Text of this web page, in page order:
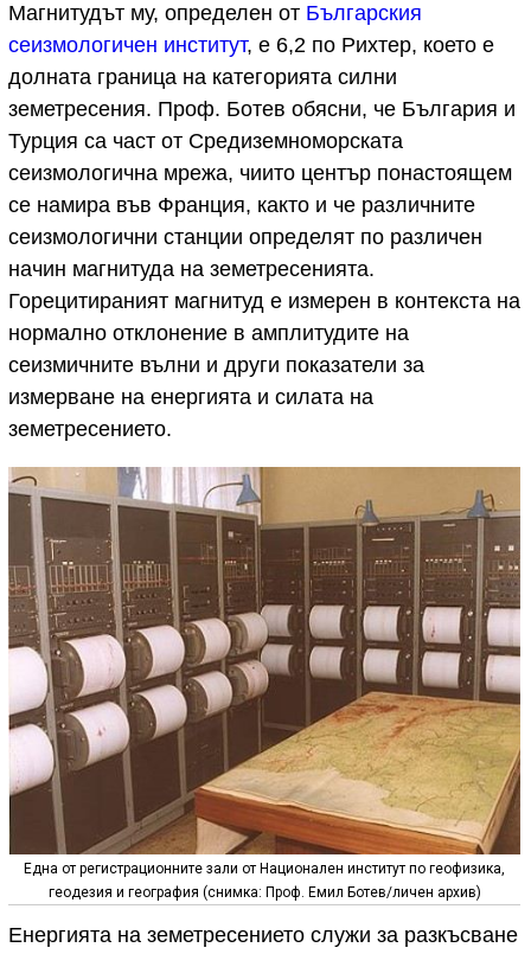
Магнитудът му, определен от Българския
сеизмологичен институт, е 6,2 по Рихтер, което е
долната граница на категорията силни
земетресения. Проф. Ботев обясни, че България и
Турция са част от Средиземноморската
сеизмологична мрежа, чиито център понастоящем
се намира във Франция, както и че различните
сеизмологични станции определят по различен
начин магнитуда на земетресенията.
Горецитираният магнитуд е измерен в контекста на
нормално отклонение в амплитудите на
сеизмичните вълни и други показатели за
измерване на енергията и силата на
земетресението.
Една от регистрационните зали от Национален институт по геофизика,
геодезия и география (снимка: Проф. Емил Ботев/личен архив)
Енергията на земетресението служи за разкъсване